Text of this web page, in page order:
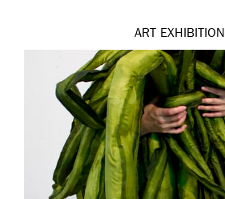
ART EXHIBITION